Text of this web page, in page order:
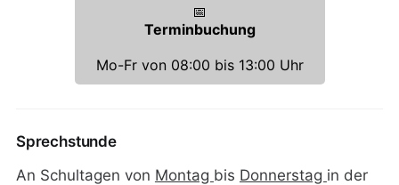
📅
Terminbuchung
Mo-Fr von 08:00 bis 13:00 Uhr
Sprechstunde
An Schultagen von Montag bis Donnerstag in der